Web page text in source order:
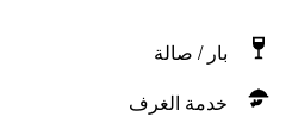
بار / صالة
خدمة الغرف